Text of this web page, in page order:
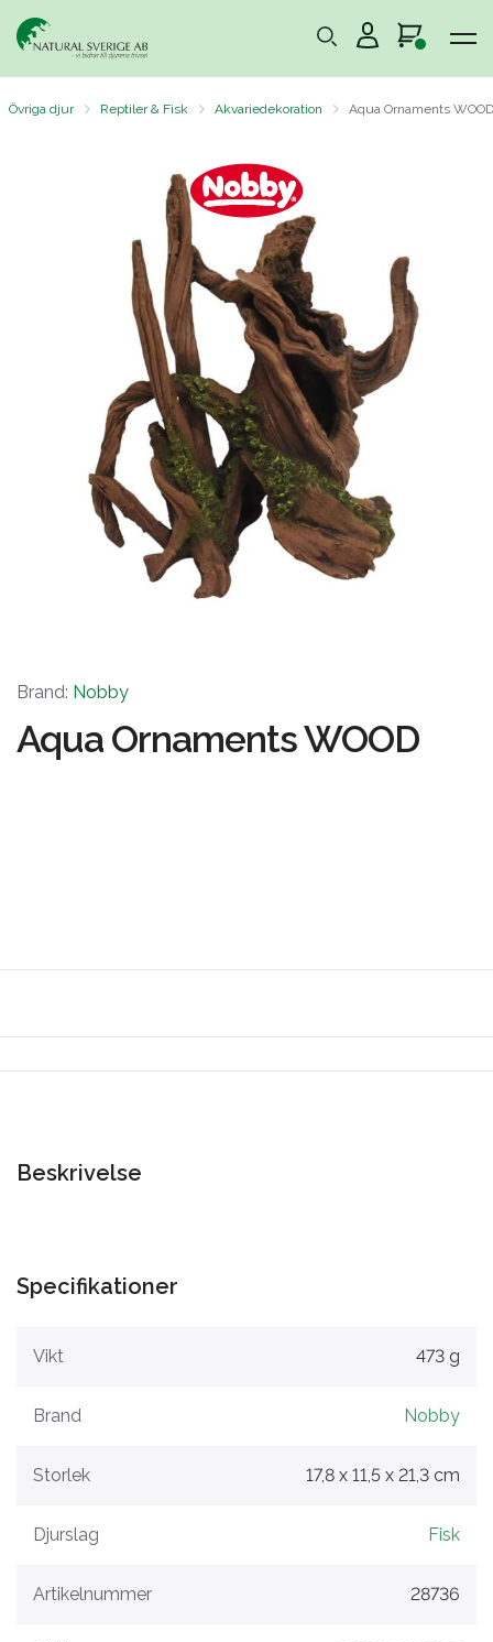
Övriga djur Reptiler & Fisk Akvariedekoration Aqua Ornaments WOOD
Brand: Nobby
Aqua Ornaments WOOD
Beskrivelse
Specifikationer
Vikt 473 g
Brand Nobby
Storlek 17,8 x 11,5 x 21,3 cm
Djurslag Fisk
Artikelnummer 28736